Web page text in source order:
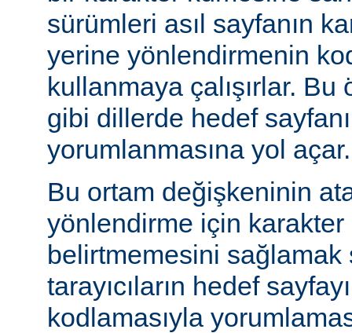
sürümleri asıl sayfanın
yerine yönlendirmenin
kullanmaya çalışırlar.
gibi dillerde hedef
yorumlanmasına yol açar.
Bu ortam değişkeninin
yönlendirme için karakter
belirtmemesini sağlamak
tarayıcıların hedef
kodlamasıyla